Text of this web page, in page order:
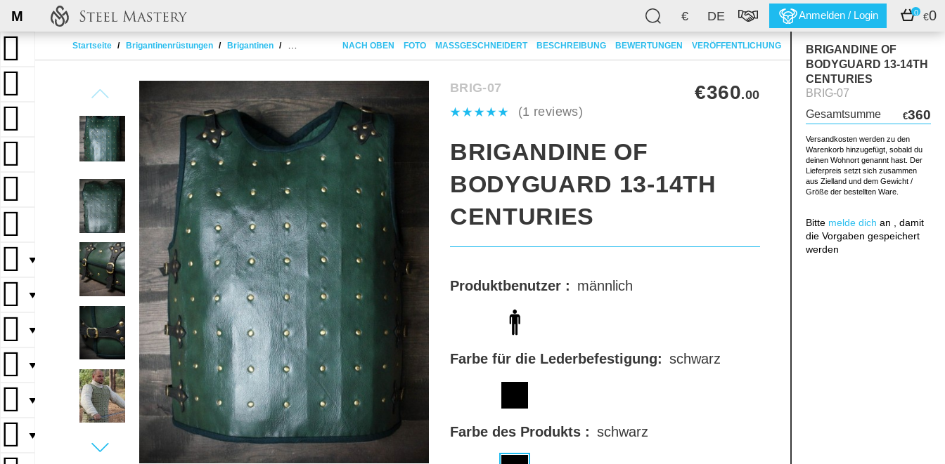
€ DE Anmelden / Login 0 €0
M
Startseite Brigantinenrüstungen Brigantinen Brigandine of bodyguard 13-14th centuries
NACH OBEN FOTO MASSGESCHNEIDERT BESCHREIBUNG BEWERTUNGEN VERÖFFENTLICHUNG
▼
▼
▼
▼
▼
▼
BRIGANDINE OF
BODYGUARD 13-14TH
CENTURIES
BRIG-07
Gesamtsumme
€360
Versandkosten werden zu den
Warenkorb hinzugefügt, sobald du
deinen Wohnort genannt hast. Der
Lieferpreis setzt sich zusammen
aus Zielland und dem Gewicht /
Größe der bestellten Ware.
Bitte melde dich an , damit
die Vorgaben gespeichert
werden
BRIG-07
(1 reviews)
€360.00
BRIGANDINE OF
BODYGUARD 13-14TH
CENTURIES
Produktbenutzer : männlich
Farbe für die Lederbefestigung: schwarz
Farbe des Produkts : schwarz